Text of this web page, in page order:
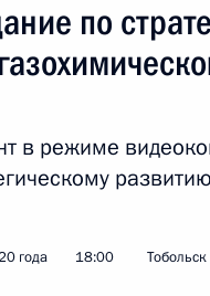
по
в режиме
года 18:00 Тобольск